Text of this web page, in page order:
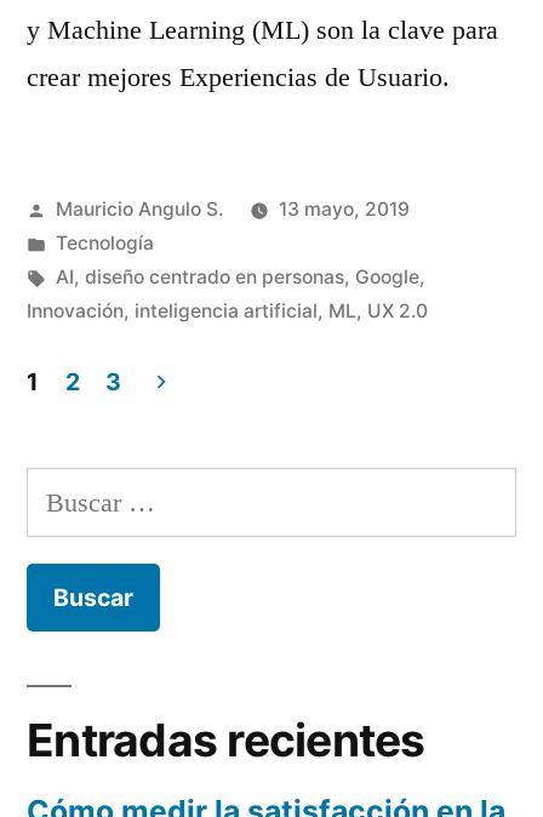
y Machine Learning (ML) son la clave para
crear mejores Experiencias de Usuario.
Publicado
por
Mauricio Angulo S.
13 mayo, 2019
Publicado
en
Tecnología
Etiquetas:
AI, diseño centrado en personas, Google,
Innovación, inteligencia artificial, ML, UX 2.0
de
entradas
1 2 3
u
c
a
rEntradas recientes